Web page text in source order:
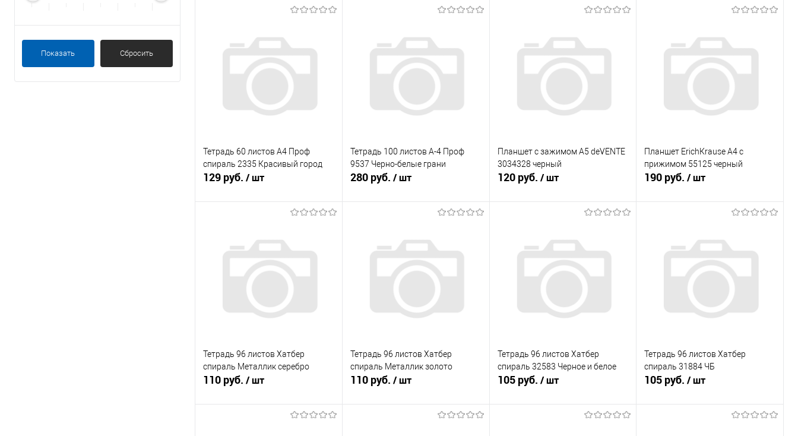
Показать Сбросить Купить в 1 клик
К сравнению
В избранное
В наличии
Купить в 1 клик
К сравнению
В избранное
В наличии
Купить в 1 клик
К сравнению
В избранное
В наличии
Купить в 1 клик
К сравнению
В избранное
В наличии
Тетрадь 60 листов А4 Проф
спираль 2335 Красивый город
129 руб. / шт
Купить в 1 клик
К сравнению
В избранное
В наличии
Тетрадь 100 листов А-4 Проф
9537 Черно-белые грани
280 руб. / шт
Купить в 1 клик
К сравнению
В избранное
В наличии
Планшет с зажимом А5 deVENTE
3034328 черный
120 руб. / шт
Купить в 1 клик
К сравнению
В избранное
В наличии
Планшет ЕrichКrause А4 с
прижимом 55125 черный
190 руб./ шт
Купить в 1 клик
К сравнению
В избранное
В наличии
Тетрадь 96 листов Хатбер
спираль Металлик серебро
110 руб. / шт
Тетрадь 96 листов Хатбер
спираль Металлик золото
110 руб. / шт
Тетрадь 96 листов Хатбер
спираль 32583 Черное и белое
105 руб. / шт
Тетрадь 96 листов Хатбер
спираль 31884 ЧБ
105 руб./ шт